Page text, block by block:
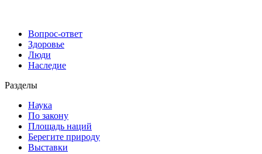
Вопрос-ответ
Здоровье
Люди
Наследие
Разделы
Наука
По закону
Площадь наций
Берегите природу
Выставки